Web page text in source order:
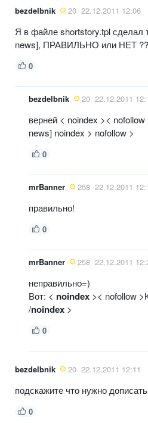
bezdelbnik 20 22.12.2011 12:06
Я в файле shortstory.tpl сделал
news], ПРАВИЛЬНО или НЕТ
0
bezdelbnik 20 22.12.2011
верней < noindex ><
news] noindex > nofollow >
0
mrBanner 258 22.12.2011
правильно!
0
mrBanner 258 22.12.2011
неправильно=)
Вот: < noindex >< nofollow
/noindex >
0
bezdelbnik 20 22.12.2011 12:11
подскажите что нужно
0